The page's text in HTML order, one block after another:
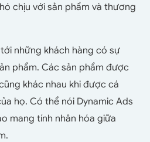
chịu với sản phẩm và thương
những khách hàng có sự
phẩm. Các sản phẩm được
khác nhau khi được cá
họ. Có thể nói Dynamic Ads
mang tính nhân hóa giữa